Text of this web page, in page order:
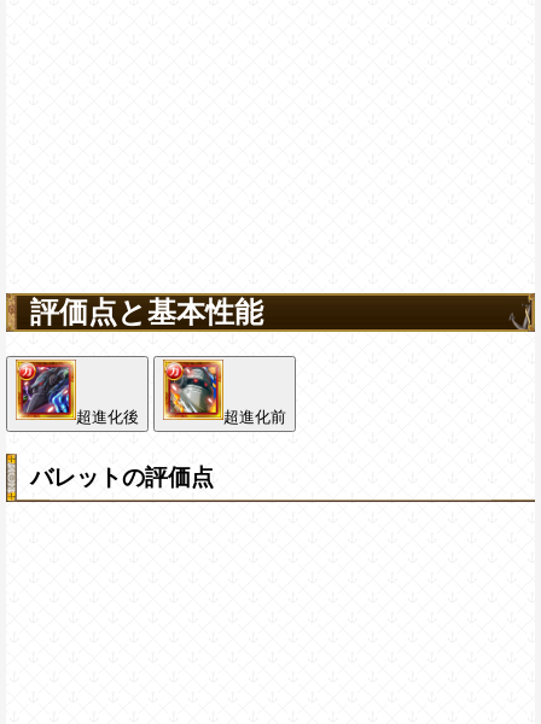
評価点と基本性能
超進化後 超進化前
バレットの評価点